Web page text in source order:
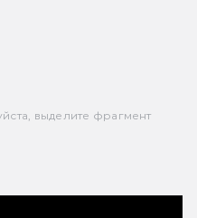
выделите фрагмент